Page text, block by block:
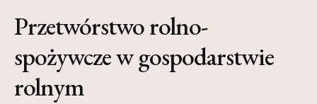
Tutor na UPWr
Mistrzowie dydaktyki
Mistrzowie dydaktyki 2
Przetwórstwo rolno-
spożywcze w gospodarstwie
rolnym